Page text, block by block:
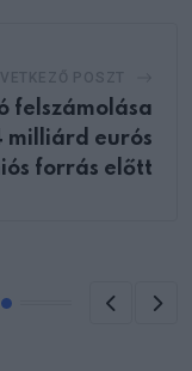
felszámolása
milliárd eurós
forrás előtt